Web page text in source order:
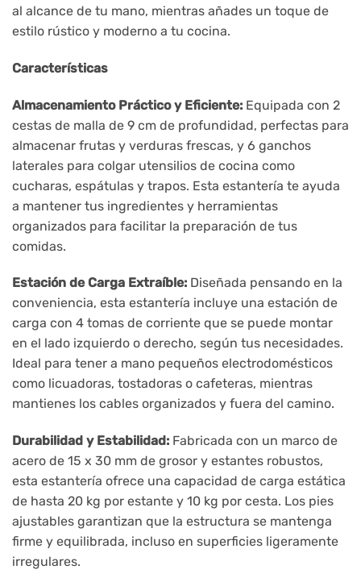
al alcance de tu mano, mientras añades un toque de
estilo rústico y moderno a tu cocina.
Características
Almacenamiento Práctico y Eficiente: Equipada con 2
cestas de malla de 9 cm de profundidad, perfectas para
almacenar frutas y verduras frescas, y 6 ganchos
laterales para colgar utensilios de cocina como
cucharas, espátulas y trapos. Esta estantería te ayuda
a mantener tus ingredientes y herramientas
organizados para facilitar la preparación de tus
comidas.
Estación de Carga Extraíble: Diseñada pensando en la
conveniencia, esta estantería incluye una estación de
carga con 4 tomas de corriente que se puede montar
en el lado izquierdo o derecho, según tus necesidades.
Ideal para tener a mano pequeños electrodomésticos
como licuadoras, tostadoras o cafeteras, mientras
mantienes los cables organizados y fuera del camino.
Durabilidad y Estabilidad: Fabricada con un marco de
acero de 15 x 30 mm de grosor y estantes robustos,
esta estantería ofrece una capacidad de carga estática
de hasta 20 kg por estante y 10 kg por cesta. Los pies
ajustables garantizan que la estructura se mantenga
firme y equilibrada, incluso en superficies ligeramente
irregulares.